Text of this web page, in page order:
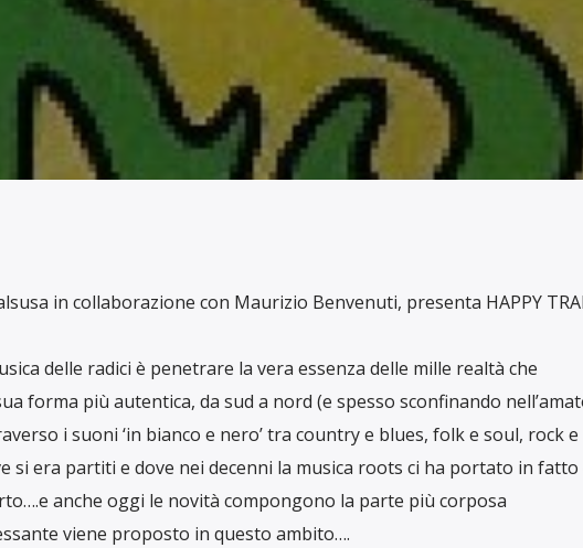
in collaborazione con Maurizio Benvenuti, presenta HAPPY
delle radici è penetrare la vera essenza delle mille realtà che
forma più autentica, da sud a nord (e spesso sconfinando
i suoni ‘in bianco e nero’ tra country e blues, folk e soul, rock e
si era partiti e dove nei decenni la musica roots ci ha portato in fatto
anche oggi le novità compongono la parte più corposa
viene proposto in questo ambito….